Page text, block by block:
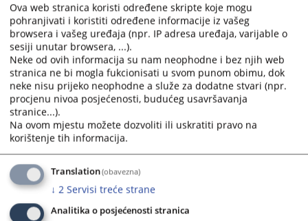
Student prestižnog američkog sveučilišta William & Mary, James
Holden, započeo je desetotjednu studentsku praksu u Županijskom
sudu Široki Brijeg.
Dana 26.05.2026. godine isti je, uz pratnju stručne savjetnice
Županijskog suda Široki Brijeg Anđele Milas, posjetio Općinski
sud u Ljubuškom gdje se upoznao sa načinom rada u ovoj instituciji
što mu je omogućilo značajnu usporedbu
sustava sa angloameričkim pravnim sustavom.
Ova web stranica koristi određene skripte koje mogu
pohranjivati i koristiti određene informacije iz vašeg
browsera i vašeg uređaja (npr. IP adresa uređaja, varijable o
sesiji unutar browsera, ...).
Neke od ovih informacija su nam neophodne i bez njih web
stranica ne bi mogla fukcionisati u svom punom obimu, dok
neke nisu prijeko neophodne a služe za dodatne stvari (npr.
procjenu nivoa posjećenosti, budućeg usavršavanja
stranice...).
Na ovom mjestu možete dozvoliti ili uskratiti pravo na
korištenje tih informacija.
Translation(obavezna)
↓ 2 Servisi treće strane
Analitika o posjećenosti stranica